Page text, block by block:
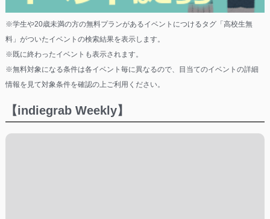
※学生や20歳未満の方の無料プランがあるイベントにつけるタグ「高校生無
料」がついたイベントの検索結果を表示します。
※既に終わったイベントも表示されます。
※無料対象になる条件は各イベント毎に異なるので、目当てのイベントの詳細
情報を見て対象条件を確認の上ご利用ください。
【indiegrab Weekly】